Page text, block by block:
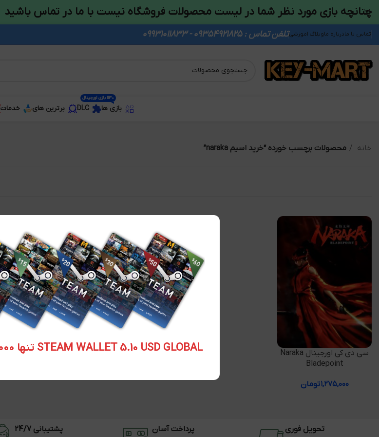
STEAM WALLET 5.10 USD GLOBAL تنها 288.000 تومان تحویل آنی
تماس با مادرباره ماوبلاگ اموزشیتلفن تماس : 09354921825 - 09931011833
بازی ها
1130 بازی اورجینال
DLC برترین های خدمات
خانه محصولات برچسب خورده “خرید اسیم naraka”
افزودن به سبد خرید
سی دی کی اورجینال Naraka
Bladepoint
۱,۲۷۵,۰۰۰تومان
تحویل فوری پرداخت آسان پشتیبانی 24/7
چنانچه بازی مورد نظر شما در لیست محصولات فروشگاه نیست با ما در تماس باشید